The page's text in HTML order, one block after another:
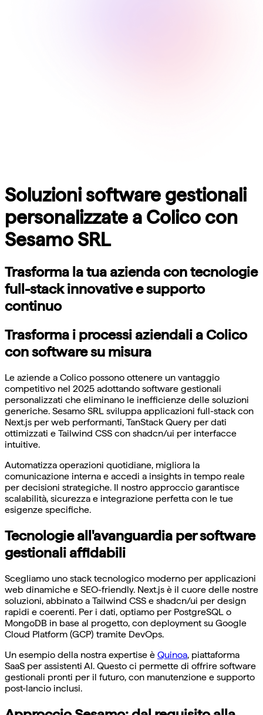
Soluzioni software gestionali
personalizzate a Colico con
Sesamo SRL
Trasforma la tua azienda con tecnologie
full-stack innovative e supporto
continuo
Trasforma i processi aziendali a Colico
con software su misura
Le aziende a Colico possono ottenere un vantaggio
competitivo nel 2025 adottando software gestionali
personalizzati che eliminano le inefficienze delle soluzioni
generiche. Sesamo SRL sviluppa applicazioni full-stack con
Next.js per web performanti, TanStack Query per dati
ottimizzati e Tailwind CSS con shadcn/ui per interfacce
intuitive.
Automatizza operazioni quotidiane, migliora la
comunicazione interna e accedi a insights in tempo reale
per decisioni strategiche. Il nostro approccio garantisce
scalabilità, sicurezza e integrazione perfetta con le tue
esigenze specifiche.
Tecnologie all'avanguardia per software
gestionali affidabili
Scegliamo uno stack tecnologico moderno per applicazioni
web dinamiche e SEO-friendly. Next.js è il cuore delle nostre
soluzioni, abbinato a Tailwind CSS e shadcn/ui per design
rapidi e coerenti. Per i dati, optiamo per PostgreSQL o
MongoDB in base al progetto, con deployment su Google
Cloud Platform (GCP) tramite DevOps.
Un esempio della nostra expertise è Quinoa, piattaforma
SaaS per assistenti AI. Questo ci permette di offrire software
gestionali pronti per il futuro, con manutenzione e supporto
post-lancio inclusi.